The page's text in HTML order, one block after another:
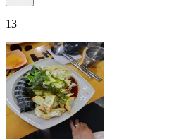
13